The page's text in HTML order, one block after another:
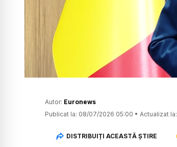
Autor: Euronews
Publicat la: 08/07/2026 05:00 • Actualizat la:
DISTRIBUIȚI ACEASTĂ ȘTIRE